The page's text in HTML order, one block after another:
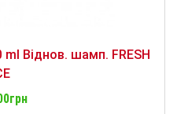
Віднов. шамп. FRESH